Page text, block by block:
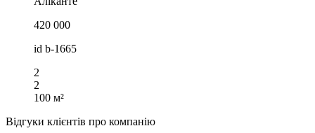
420 000
id b-1665
2
2
100 м²
Відгуки клієнтів про компанію